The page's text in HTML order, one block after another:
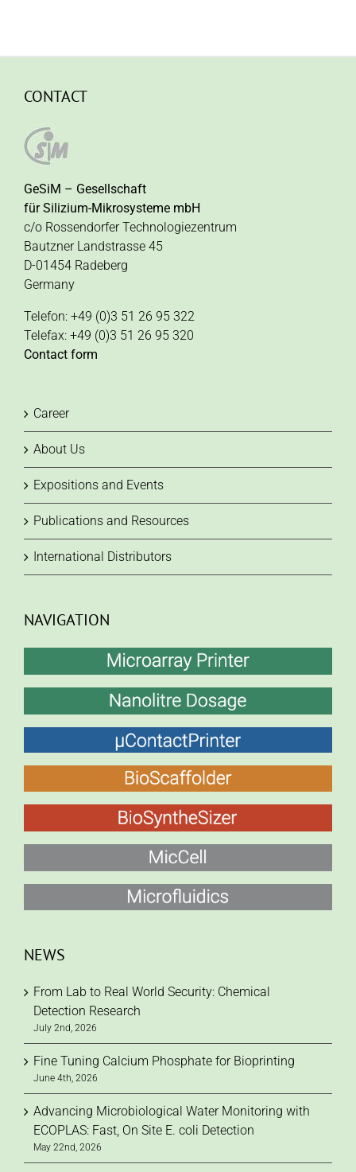
CONTACT
GeSiM – Gesellschaft
für Silizium-Mikrosysteme mbH
c/o Rossendorfer Technologiezentrum
Bautzner Landstrasse 45
D-01454 Radeberg
Germany
Telefon: +49 (0)3 51 26 95 322
Telefax: +49 (0)3 51 26 95 320
Contact form
Career
About Us
Expositions and Events
Publications and Resources
International Distributors
NAVIGATION
NEWS
From Lab to Real World Security: Chemical
Detection Research
July 2nd, 2026
Fine Tuning Calcium Phosphate for Bioprinting
June 4th, 2026
Advancing Microbiological Water Monitoring with
ECOPLAS: Fast, On Site E. coli Detection
May 22nd, 2026